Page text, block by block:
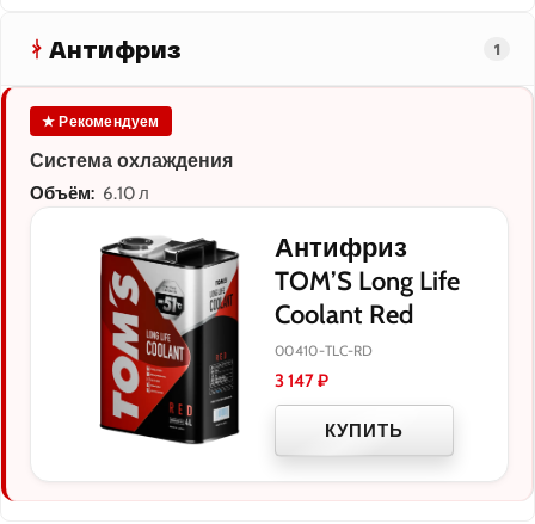
Антифриз 1
★ Рекомендуем
Система охлаждения
Объём: 6.10 л
Антифриз
TOM’S Long Life
Coolant Red
00410-TLC-RD
3 147₽
КУПИТЬ